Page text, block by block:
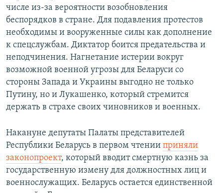
числе из-за вероятности возобновления
беспорядков в стране. Для подавления протестов
необходимы и вооруженные силы как дополнение
к спецслужбам. Диктатор боится предательства и
неподчинения. Нагнетание истерии вокруг
возможной военной угрозы для Беларуси со
стороны Запада и Украины выгодно не только
Путину, но и Лукашенко, который стремится
держать в страхе своих чиновников и военных.
Накануне депутаты Палаты представителей
Республики Беларусь в первом чтении приняли
законопроект, который вводит смертную казнь за
государственную измену для должностных лиц и
военнослужащих. Беларусь остается единственной